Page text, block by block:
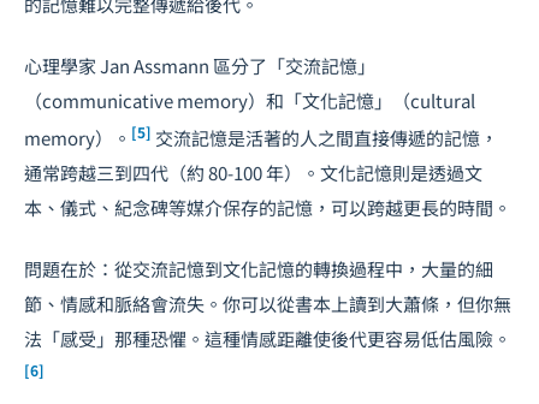
心理學家 Jan Assmann 區分了「交流記憶」
（communicative memory）和「文化記憶」（cultural
memory）。 [5] 交流記憶是活著的人之間直接傳遞的記憶，
通常跨越三到四代（約 80-100 年）。文化記憶則是透過文
本、儀式、紀念碑等媒介保存的記憶，可以跨越更長的時間。
問題在於：從交流記憶到文化記憶的轉換過程中，大量的細
節、情感和脈絡會流失。你可以從書本上讀到大蕭條，但你無
法「感受」那種恐懼。這種情感距離使後代更容易低估風險。
[6]